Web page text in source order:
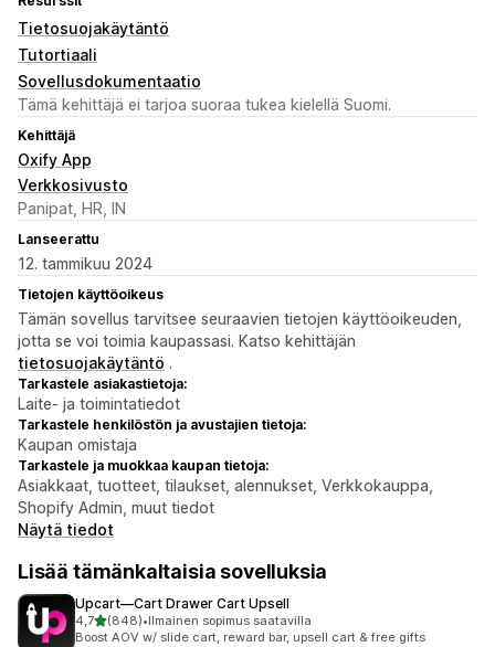
Tietosuojakäytäntö
Tutortiaali
Sovellusdokumentaatio
Tämä kehittäjä ei tarjoa suoraa tukea kielellä Suomi.
Kehittäjä
Oxify App
Verkkosivusto
Panipat, HR, IN
Lanseerattu
12. tammikuu 2024
Tietojen käyttöoikeus
Tämän sovellus tarvitsee seuraavien tietojen käyttöoikeuden,
jotta se voi toimia kaupassasi. Katso kehittäjän
tietosuojakäytäntö .
Tarkastele asiakastietoja:
Laite- ja toimintatiedot
Tarkastele henkilöstön ja avustajien tietoja:
Kaupan omistaja
Tarkastele ja muokkaa kaupan tietoja:
Asiakkaat, tuotteet, tilaukset, alennukset, Verkkokauppa,
Shopify Admin, muut tiedot
Näytä tiedot
Lisää tämänkaltaisia sovelluksia
Upcart—Cart Drawer Cart Upsell
4,7/ 5 tähteä
(848)
848 arvostelua yhteensä
•Ilmainen sopimus saatavilla
Boost AOV w/ slide cart, reward bar, upsell cart & free gifts